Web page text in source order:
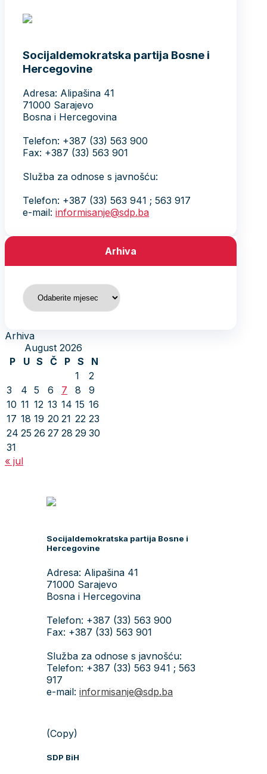
Socijaldemokratska partija Bosne i
Hercegovine
Adresa: Alipašina 41
71000 Sarajevo
Bosna i Hercegovina
Telefon: +387 (33) 563 900
Fax: +387 (33) 563 901
Služba za odnose s javnošću:
Telefon: +387 (33) 563 941 ; 563 917
e-mail: informisanje@sdp.ba
Arhiva
Arhiva
Arhiva
August 2026
P
U S Č P S
N
1
2
3
4 5 6 7 8
9
10 11 12 13 14 15 16
17 18 19 20 21 22 23
24 25 26 27 28 29 30
31
« jul
Socijaldemokratska partija Bosne i
Hercegovine
Adresa: Alipašina 41
71000 Sarajevo
Bosna i Hercegovina
Telefon: +387 (33) 563 900
Fax: +387 (33) 563 901
Služba za odnose s javnošću:
Telefon: +387 (33) 563 941 ; 563
917
e-mail: informisanje@sdp.ba
(Copy)
SDP BiH